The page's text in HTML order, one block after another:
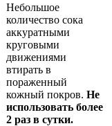
Небольшое
количество сока
аккуратными
круговыми
движениями
втирать в
пораженный
кожный покров. Не
использовать более
2 раз в сутки.